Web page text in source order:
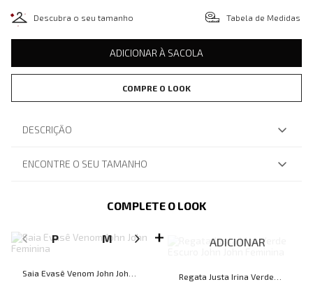
Descubra o seu tamanho Tabela de Medidas
ADICIONAR À SACOLA
COMPRE O LOOK
DESCRIÇÃO
ENCONTRE O SEU TAMANHO
COMPLETE O LOOK
P M G
Saia Evasê Venom John John
ADICIONAR
Regata Justa Irina Verde